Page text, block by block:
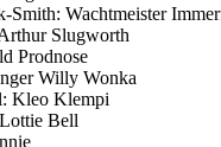
Smith: Wachtmeister
Slugworth
Prodnose
Willy Wonka
Kleo Klempi
Bell